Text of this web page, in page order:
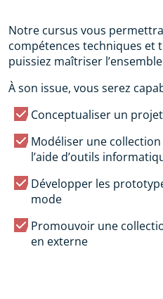
Notre cursus vous
compétences techniques et
puissiez maîtriser
À son issue, vous serez
Conceptualiser un
Modéliser une
l’aide d’outils
Développer les
mode
Promouvoir une
en externe